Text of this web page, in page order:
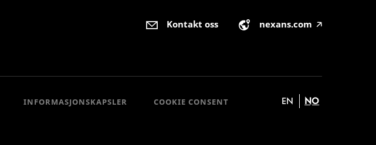
Kontakt oss nexans.com 🡥
INFORMASJONSKAPSLER COOKIE CONSENT EN NO